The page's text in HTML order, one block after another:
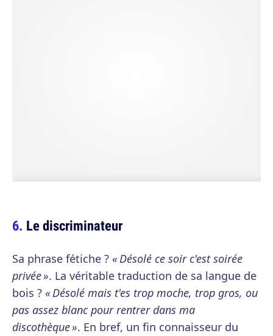
Le discriminateur
Sa phrase fétiche ? « Désolé ce soir c'est soirée
privée ». La véritable traduction de sa langue de
bois ? « Désolé mais t'es trop moche, trop gros, ou
pas assez blanc pour rentrer dans ma
discothèque ». En bref, un fin connaisseur du